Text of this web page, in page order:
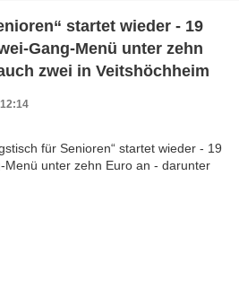
startet wieder - 19
Gang-Menü unter zehn
zwei in Veitshöchheim